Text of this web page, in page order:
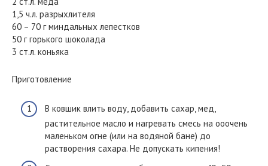
1,5 ч.л. разрыхлителя
60 – 70 г миндальных лепестков
50 г горького шоколада
3 ст.л. коньяка
Приготовление
В ковшик влить воду, добавить сахар, мед,
растительное масло и нагревать смесь на ооочень
маленьком огне (или на водяной бане) до
растворения сахара. Не допускать кипения!